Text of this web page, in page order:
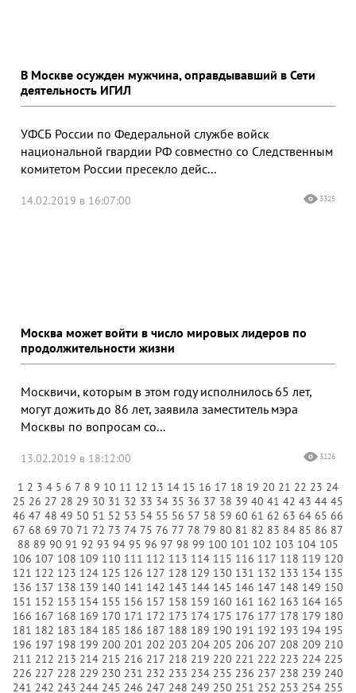
В Москве осужден мужчина, оправдывавший в Сети
деятельность ИГИЛ
УФСБ России по Федеральной службе войск
национальной гвардии РФ совместно со Следственным
комитетом России пресекло дейс...
14.02.2019 в 16:07:00 3325
Москва может войти в число мировых лидеров по
продолжительности жизни
Москвичи, которым в этом году исполнилось 65 лет,
могут дожить до 86 лет, заявила заместитель мэра
Москвы по вопросам со...
13.02.2019 в 18:12:00 3126
1 2 3 4 5 6 7 8 9 10 11 12 13 14 15 16 17 18 19 20 21 22 23 24
25 26 27 28 29 30 31 32 33 34 35 36 37 38 39 40 41 42 43 44 45
46 47 48 49 50 51 52 53 54 55 56 57 58 59 60 61 62 63 64 65 66
67 68 69 70 71 72 73 74 75 76 77 78 79 80 81 82 83 84 85 86 87
88 89 90 91 92 93 94 95 96 97 98 99 100 101 102 103 104 105
106 107 108 109 110 111 112 113 114 115 116 117 118 119 120
121 122 123 124 125 126 127 128 129 130 131 132 133 134 135
136 137 138 139 140 141 142 143 144 145 146 147 148 149 150
151 152 153 154 155 156 157 158 159 160 161 162 163 164 165
166 167 168 169 170 171 172 173 174 175 176 177 178 179 180
181 182 183 184 185 186 187 188 189 190 191 192 193 194 195
196 197 198 199 200 201 202 203 204 205 206 207 208 209 210
211 212 213 214 215 216 217 218 219 220 221 222 223 224 225
226 227 228 229 230 231 232 233 234 235 236 237 238 239 240
241 242 243 244 245 246 247 248 249 250 251 252 253 254 255